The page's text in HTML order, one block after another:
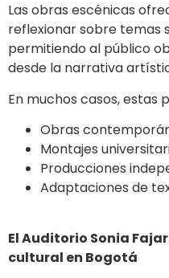
Las obras escénicas
reflexionar sobre temas
permitiendo al público
desde la narrativa
En muchos casos, estas
Obras
Montajes
Producciones
Adaptaciones de
El Auditorio Sonia
cultural en Bogotá